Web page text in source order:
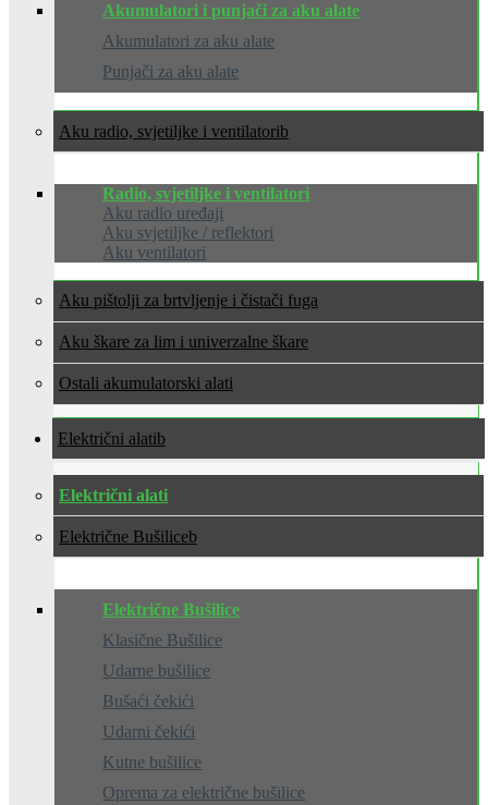
Akumulatori i punjači za aku alate
Akumulatori za aku alate
Punjači za aku alate
Aku radio, svjetiljke i ventilatori
Radio, svjetiljke i ventilatori
Aku radio uređaji
Aku svjetiljke / reflektori
Aku ventilatori
Aku pištolji za brtvljenje i čistači fuga
Aku škare za lim i univerzalne škare
Ostali akumulatorski alati
Električni alati
Električni alati
Električne Bušilice
Električne Bušilice
Klasične Bušilice
Udarne bušilice
Bušaći čekići
Udarni čekići
Kutne bušilice
Oprema za električne bušilice